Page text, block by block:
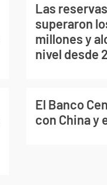
Las
superaron
millones y
nivel desde
El Banco
con China y